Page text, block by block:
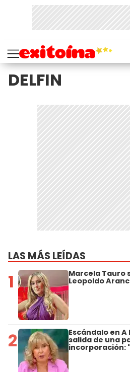
DELFIN
LAS MÁS LEÍDAS
1 Marcela Tauro
Leopoldo
2 Escándalo en
salida de una
incorporación: